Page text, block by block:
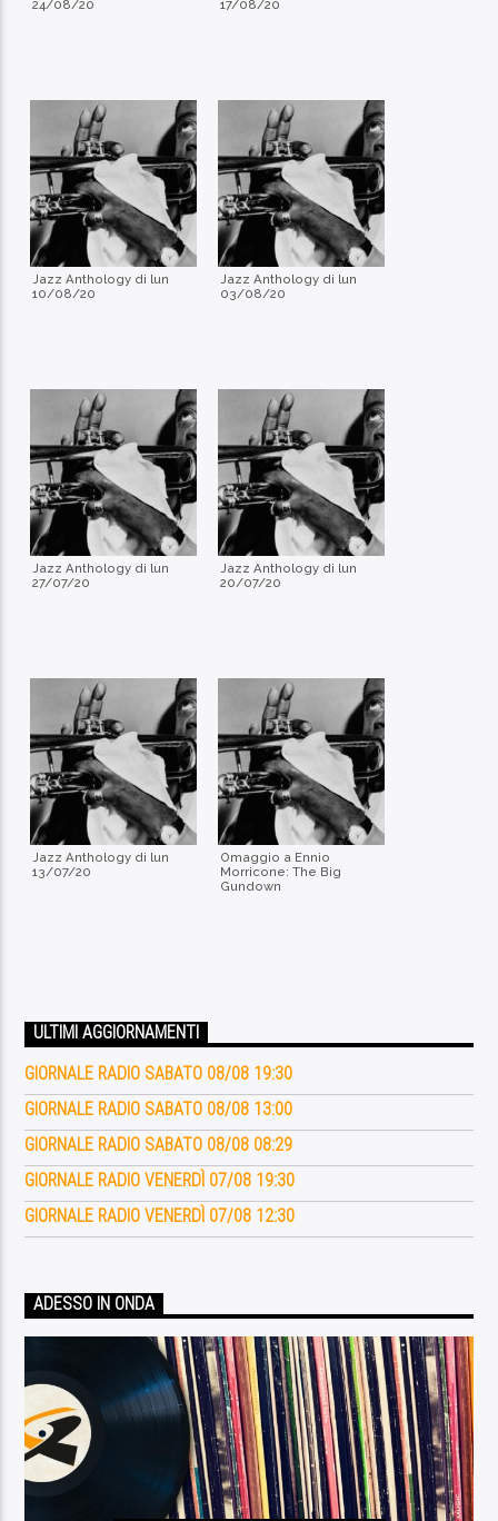
24/08/20 17/08/20
Jazz Anthology di lun
10/08/20
Jazz Anthology di lun
03/08/20
Jazz Anthology di lun
27/07/20
Jazz Anthology di lun
20/07/20
Jazz Anthology di lun
13/07/20
Omaggio a Ennio
Morricone: The Big
Gundown
ULTIMI AGGIORNAMENTI
GIORNALE RADIO SABATO 08/08 19:30
GIORNALE RADIO SABATO 08/08 13:00
GIORNALE RADIO SABATO 08/08 08:29
GIORNALE RADIO VENERDÌ 07/08 19:30
GIORNALE RADIO VENERDÌ 07/08 12:30
ADESSO IN ONDA